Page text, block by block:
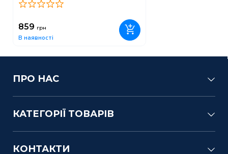
859 грн
В наявності
ПРО НАС
КАТЕГОРІЇ ТОВАРІВ
КОНТАКТИ